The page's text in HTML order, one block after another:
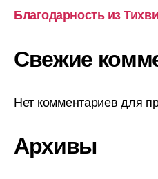
Благодарность из
Свежие
Нет комментариев для
Архивы